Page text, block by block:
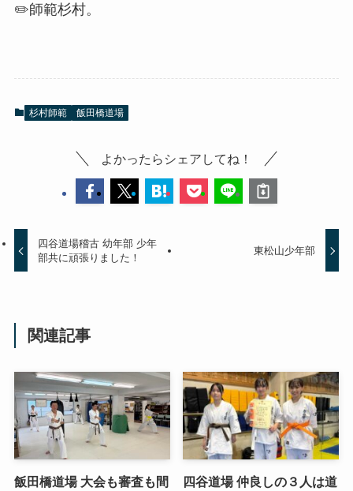
✏️師範杉村。
杉村師範 飯田橋道場
よかったらシェアしてね！
四谷道場稽古 幼年部 少年
部共に頑張りました！
東松山少年部
関連記事
飯田橋道場 大会も審査も間
四谷道場 仲良しの３人は道